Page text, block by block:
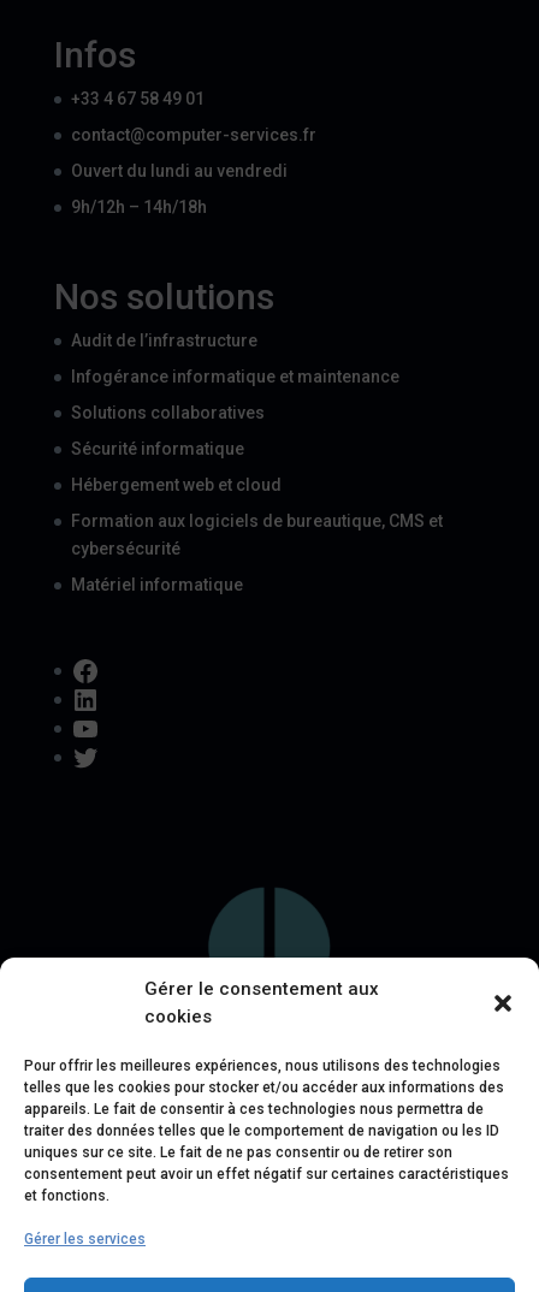
Gérer le consentement aux
cookies
Pour offrir les meilleures expériences, nous utilisons des technologies
telles que les cookies pour stocker et/ou accéder aux informations des
appareils. Le fait de consentir à ces technologies nous permettra de
traiter des données telles que le comportement de navigation ou les ID
uniques sur ce site. Le fait de ne pas consentir ou de retirer son
consentement peut avoir un effet négatif sur certaines caractéristiques
et fonctions.
Gérer les services
Infos
+33 4 67 58 49 01
contact@computer-services.fr
Ouvert du lundi au vendredi
9h/12h – 14h/18h
Nos solutions
Audit de l’infrastructure
Infogérance informatique et maintenance
Solutions collaboratives
Sécurité informatique
Hébergement web et cloud
Formation aux logiciels de bureautique, CMS et
cybersécurité
Matériel informatique
Facebook
LinkedIn
YouTube
Twitter